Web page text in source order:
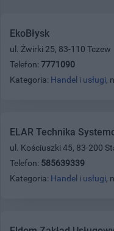
EkoBłysk
ul. Żwirki 25, 83-110 Tczew
Telefon: 7771090
Kategoria: Handel i usługi,
ELAR Technika
ul. Kościuszki 45, 83-200
Telefon: 585639339
Kategoria: Handel i usługi,